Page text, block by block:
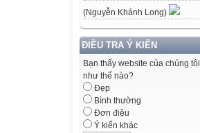
(Nguyễn Khánh Long)
ĐIỀU TRA Ý KIẾN
Bạn thấy website của chúng tôi
như thế nào?
Đẹp
Bình thường
Đơn điệu
Ý kiến khác